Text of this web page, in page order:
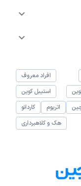
افراد معروف
استیبل کوین
اتریوم
کاردانو
هک و کلاهبرداری